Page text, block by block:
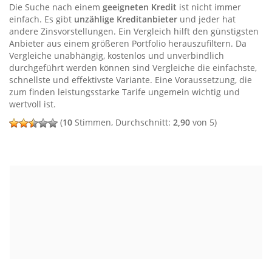
Die Suche nach einem geeigneten Kredit ist nicht immer
einfach. Es gibt unzählige Kreditanbieter und jeder hat
andere Zinsvorstellungen. Ein Vergleich hilft den günstigsten
Anbieter aus einem größeren Portfolio herauszufiltern. Da
Vergleiche unabhängig, kostenlos und unverbindlich
durchgeführt werden können sind Vergleiche die einfachste,
schnellste und effektivste Variante. Eine Voraussetzung, die
zum finden leistungsstarke Tarife ungemein wichtig und
wertvoll ist.
(10 Stimmen, Durchschnitt: 2,90 von 5)